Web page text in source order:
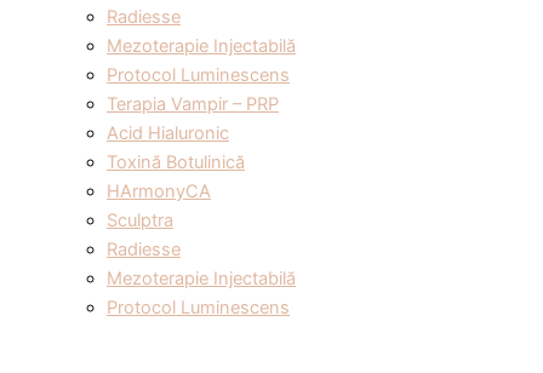
Radiesse
Mezoterapie Injectabilă
Protocol Luminescens
Terapia Vampir – PRP
Acid Hialuronic
Toxină Botulinică
HArmonyCA
Sculptra
Radiesse
Mezoterapie Injectabilă
Protocol Luminescens